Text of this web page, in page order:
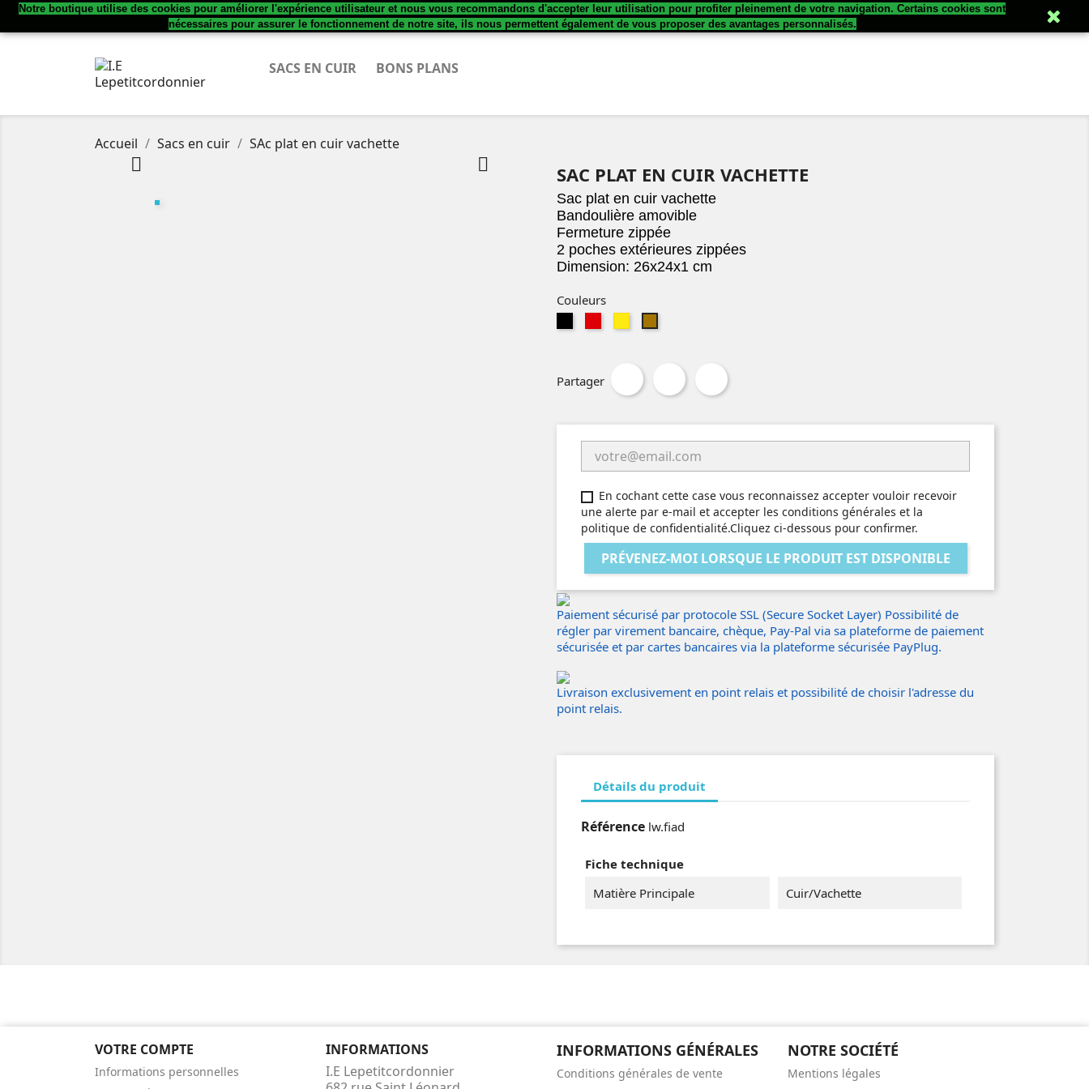
Appelez-nous :+33782880220 Connexion
SACS EN CUIR BONS PLANS
Accueil Sacs en cuir SAc plat en cuir vachette
  SAC PLAT EN CUIR VACHETTE
Sac plat en cuir vachette
Bandoulière amovible
Fermeture zippée
2 poches extérieures zippées
Dimension: 26x24x1 cm
Couleurs
Partager
En cochant cette case vous reconnaissez accepter vouloir recevoir
une alerte par e-mail et accepter les conditions générales et la
politique de confidentialité.Cliquez ci-dessous pour confirmer.
PRÉVENEZ-MOI LORSQUE LE PRODUIT EST DISPONIBLE
Paiement sécurisé par protocole SSL (Secure Socket Layer) Possibilité de
régler par virement bancaire, chèque, Pay-Pal via sa plateforme de paiement
sécurisée et par cartes bancaires via la plateforme sécurisée PayPlug.
Livraison exclusivement en point relais et possibilité de choisir l'adresse du
point relais.
Détails du produit
Référence lw.fiad
Fiche technique
Matière Principale
Cuir/vachette
VOTRE COMPTE
Informations personnelles
INFORMATIONS
I.E Lepetitcordonnier
Notre boutique utilise des cookies pour améliorer l'expérience utilisateur et nous vous recommandons d'accepter leur utilisation pour profiter pleinement de votre navigation. Certains cookies sont
nécessaires pour assurer le fonctionnement de notre site, ils nous permettent également de vous proposer des avantages personnalisés.
INFORMATIONS GÉNÉRALES
Conditions générales de vente
NOTRE SOCIÉTÉ
Mentions légales